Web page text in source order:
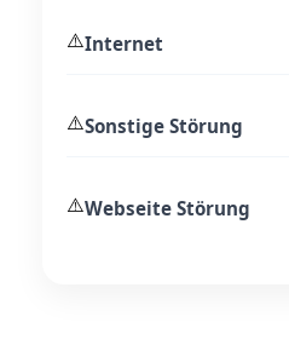
⚠️Internet
⚠️Sonstige Störung
⚠️Webseite Störung